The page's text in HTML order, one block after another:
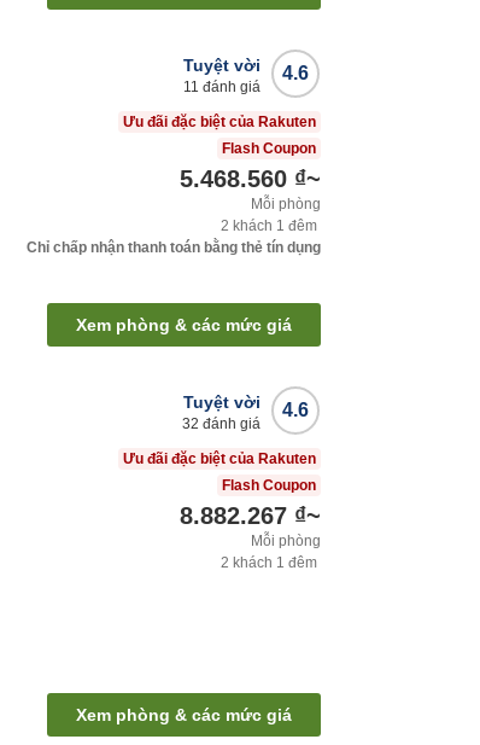
4.6
Tuyệt vời
11 đánh giá
Ưu đãi đặc biệt của Rakuten
Flash Coupon
5.468.560 ₫~
Mỗi phòng
2 khách 1 đêm
Chỉ chấp nhận thanh toán bằng thẻ tín dụng
Xem phòng & các mức giá
4.6
Tuyệt vời
32 đánh giá
Ưu đãi đặc biệt của Rakuten
Flash Coupon
8.882.267 ₫~
Mỗi phòng
2 khách 1 đêm
Xem phòng & các mức giá